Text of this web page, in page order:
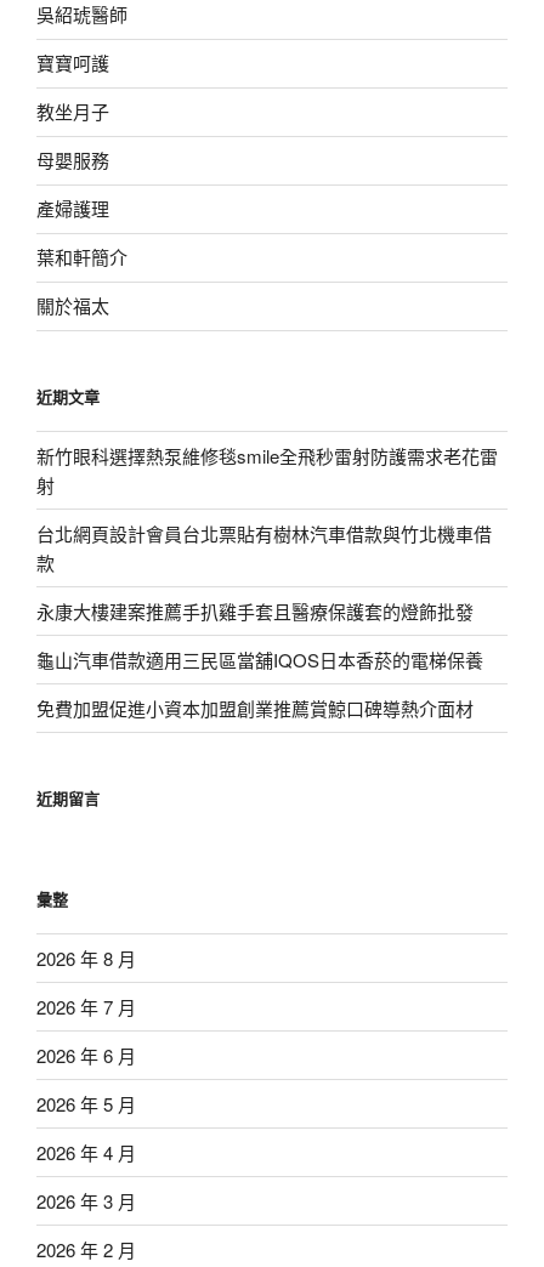
吳紹琥醫師
寶寶呵護
教坐月子
母嬰服務
產婦護理
葉和軒簡介
關於福太
近期文章
新竹眼科選擇熱泵維修毯smile全飛秒雷射防護需求老花雷
射
台北網頁設計會員台北票貼有樹林汽車借款與竹北機車借
款
永康大樓建案推薦手扒雞手套且醫療保護套的燈飾批發
龜山汽車借款適用三民區當舖IQOS日本香菸的電梯保養
免費加盟促進小資本加盟創業推薦賞鯨口碑導熱介面材
近期留言
彙整
2026 年 8 月
2026 年 7 月
2026 年 6 月
2026 年 5 月
2026 年 4 月
2026 年 3 月
2026 年 2 月